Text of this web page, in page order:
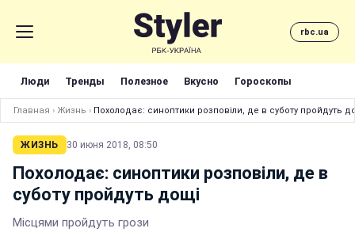
rbc.ua
Люди Тренды Полезное Вкусно Гороскопы
Главная › Жизнь › Похолодає: синоптики розповіли, де в суботу пройдуть
ЖИЗНЬ 30 июня 2018, 08:50
Похолодає: синоптики розповіли, де в
суботу пройдуть дощі
Місцями пройдуть грози